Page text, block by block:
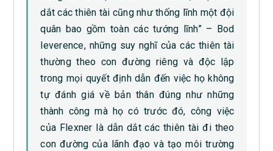
dắt các thiên tài cũng như thống lĩnh một đội
quân bao gồm toàn các tướng lĩnh” – Bod
leverence, những suy nghĩ của các thiên tài
thường theo con đường riêng và độc lập
trong mọi quyết định dẫn đến việc họ không
tự đánh giá về bản thân đúng như những
thành công mà họ có trước đó, công việc
của Flexner là dẫn dắt các thiên tài đi theo
con đường của lãnh đạo và tạo môi trường